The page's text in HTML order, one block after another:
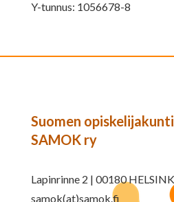
Y-tunnus: 1056678-8
Suomen
SAMOK ry
Lapinrinne 2 | 00180
samok(at)samok.fi